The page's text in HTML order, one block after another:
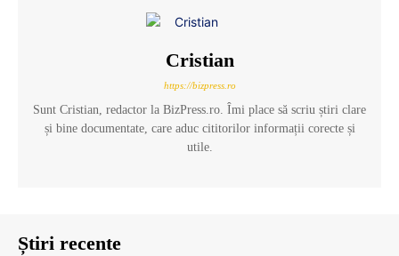
Cristian
https://bizpress.ro
Sunt Cristian, redactor la BizPress.ro. Îmi place să scriu știri clare
și bine documentate, care aduc cititorilor informații corecte și
utile.
Știri recente